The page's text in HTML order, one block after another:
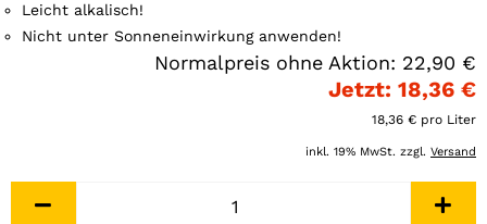
Leicht alkalisch!
Nicht unter Sonneneinwirkung anwenden!
Normalpreis ohne Aktion: 22,90 €
Jetzt: 18,36 €
18,36 € pro Liter
inkl. 19% MwSt. zzgl. Versand